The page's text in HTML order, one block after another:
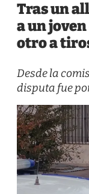
Tras un
a un
otro a
Desde la
disputa fue